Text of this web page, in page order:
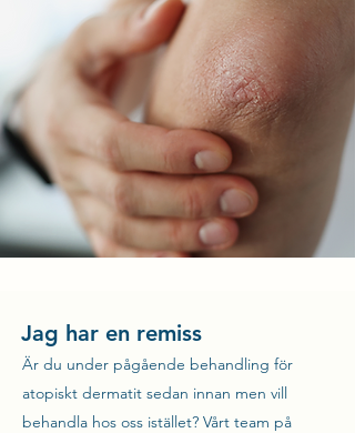
Jag har en remiss
Är du under pågående behandling för
atopiskt dermatit sedan innan men vill
behandla hos oss istället? Vårt team på